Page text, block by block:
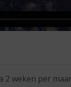
weken per